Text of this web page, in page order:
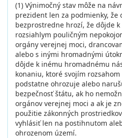
(1) Výnimočný stav môže na
prezident len za podmienky, že
bezprostredne hrozí, že dôjde
rozsiahlym pouličným
orgány verejnej moci,
alebo s inými hromadnými
dôjde k inému hromadnému
konaniu, ktoré svojím
podstatne ohrozuje alebo
bezpečnosť štátu, ak ho
orgánov verejnej moci a ak je
použitie zákonných
vyhlásiť len na postihnutom
ohrozenom území.